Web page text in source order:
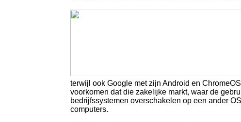
terwijl ook Google met zijn Android en
voorkomen dat die zakelijke markt, waar de
bedrijfssystemen overschakelen op een ander
computers.